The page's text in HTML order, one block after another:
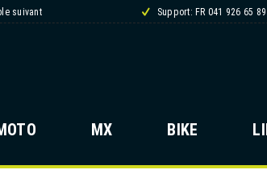
suivant Support: FR 041 926 65
MX BIKE